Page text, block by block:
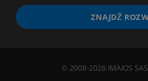
ZNAJDŹ
© 2008-2026 IMAIOS